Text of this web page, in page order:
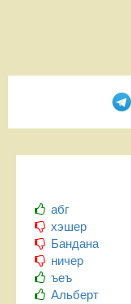
абг
хэшер
Бандана
ничер
ъеъ
Альберт